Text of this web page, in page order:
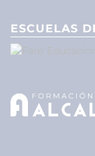
ESCUELAS